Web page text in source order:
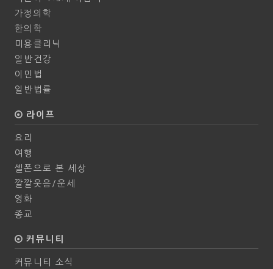
가정의학
한의학
미용클리닉
일반건강
이민법
일반법률
라이프
요리
여행
셀폰으로 본 세상
깔깔웃음/운세
영화
종교
커뮤니티
커뮤니티 소식